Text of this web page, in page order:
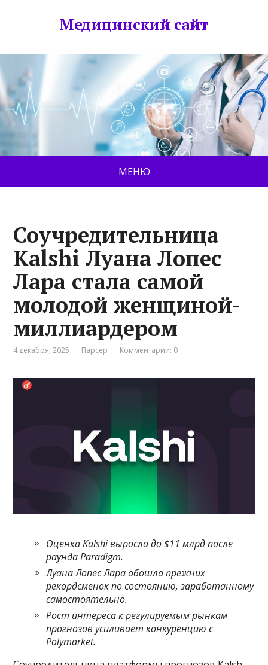
Медицинский сайт
МЕНЮ
Соучредительница
Kalshi Луана Лопес
Лара стала самой
молодой женщиной-
миллиардером
4 декабря, 2025 Парсер Комментарии: 0
Оценка Kalshi выросла до $11 млрд после
раунда Paradigm.
Луана Лопес Лара обошла прежних
рекордсменок по состоянию, заработанному
самостоятельно.
Рост интереса к регулируемым рынкам
прогнозов усиливает конкуренцию с
Polymarket.